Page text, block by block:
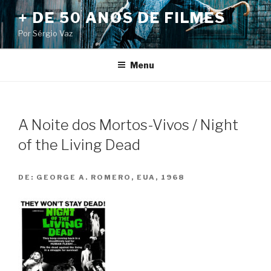
Pular
para
o
conteúdo
+ DE 50 ANOS DE FILMES
Por Sérgio Vaz
Menu
A Noite dos Mortos-Vivos / Night
of the Living Dead
DE: GEORGE A. ROMERO, EUA, 1968